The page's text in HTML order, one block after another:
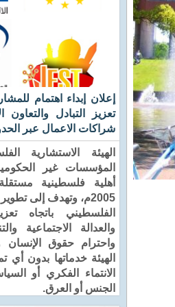
إعلان إبداء اهتمام
تعزيز التبادل
شراكات الاعمال عبر
الهيئة الاستشارية
المؤسسات غير
أهلية فلسطينية
2005م، وتهدف إلى
الفلسطيني باتجاه
والعدالة الاجتماعية
واحترام حقوق الإنسان
الهيئة خدماتها بدون
الانتماء الفكري أو
الجنس أو العرق.